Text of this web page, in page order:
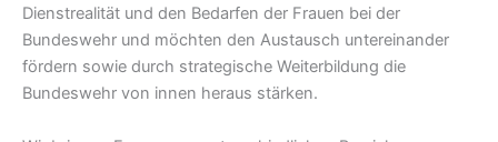
Dienstrealität und den Bedarfen der Frauen bei der
Bundeswehr und möchten den Austausch untereinander
fördern sowie durch strategische Weiterbildung die
Bundeswehr von innen heraus stärken.